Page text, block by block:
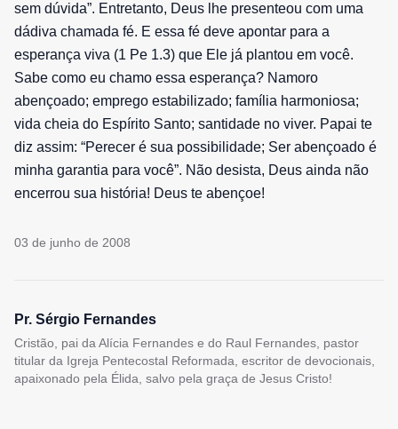
sem dúvida”. Entretanto, Deus lhe presenteou com uma
dádiva chamada fé. E essa fé deve apontar para a
esperança viva (1 Pe 1.3) que Ele já plantou em você.
Sabe como eu chamo essa esperança? Namoro
abençoado; emprego estabilizado; família harmoniosa;
vida cheia do Espírito Santo; santidade no viver. Papai te
diz assim: “Perecer é sua possibilidade; Ser abençoado é
minha garantia para você”. Não desista, Deus ainda não
encerrou sua história! Deus te abençoe!
03 de junho de 2008
Pr. Sérgio Fernandes
Cristão, pai da Alícia Fernandes e do Raul Fernandes, pastor
titular da Igreja Pentecostal Reformada, escritor de devocionais,
apaixonado pela Élida, salvo pela graça de Jesus Cristo!